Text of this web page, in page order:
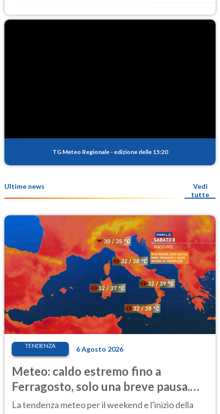
TG Meteo Regionale - edizione delle 15:20
Ultime news
Vedi
tutte
TENDENZA 6 Agosto 2026
Meteo: caldo estremo fino a
Ferragosto, solo una breve pausa.
Ecco dove
La tendenza meteo per il weekend e l'inizio della